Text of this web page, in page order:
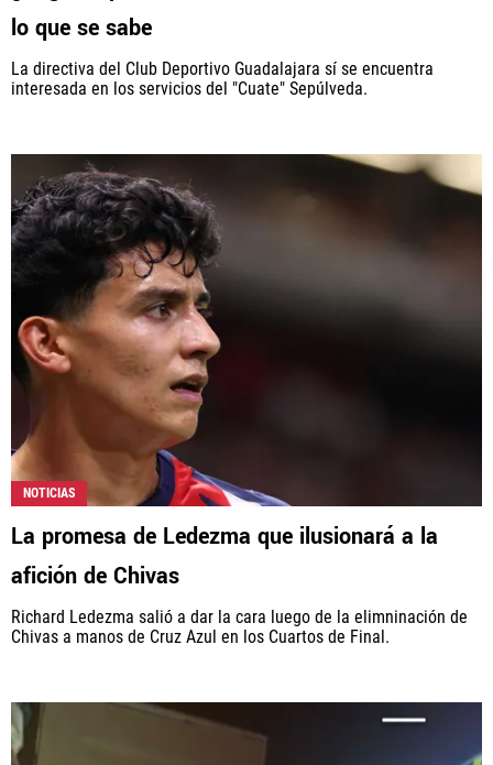
lo que se sabe
La directiva del Club Deportivo Guadalajara sí se encuentra
interesada en los servicios del "Cuate" Sepúlveda.
NOTICIAS
La promesa de Ledezma que ilusionará a la
afición de Chivas
Richard Ledezma salió a dar la cara luego de la elimninación de
Chivas a manos de Cruz Azul en los Cuartos de Final.